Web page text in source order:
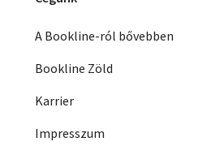
A Bookline-ról bővebben
Bookline Zöld
Karrier
Impresszum